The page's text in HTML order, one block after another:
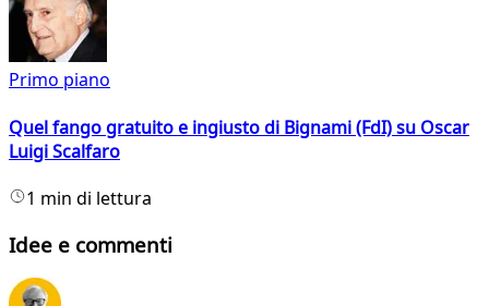
Primo piano
Quel fango gratuito e ingiusto di Bignami (FdI) su Oscar
Luigi Scalfaro
1 min di lettura
Idee e commenti